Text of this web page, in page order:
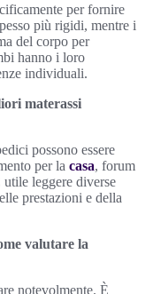
per fornire
più rigidi, mentre i
del corpo per
hanno i loro
individuali.
materassi
possono essere
per la casa, forum
leggere diverse
prestazioni e della
valutare la
notevolmente. È